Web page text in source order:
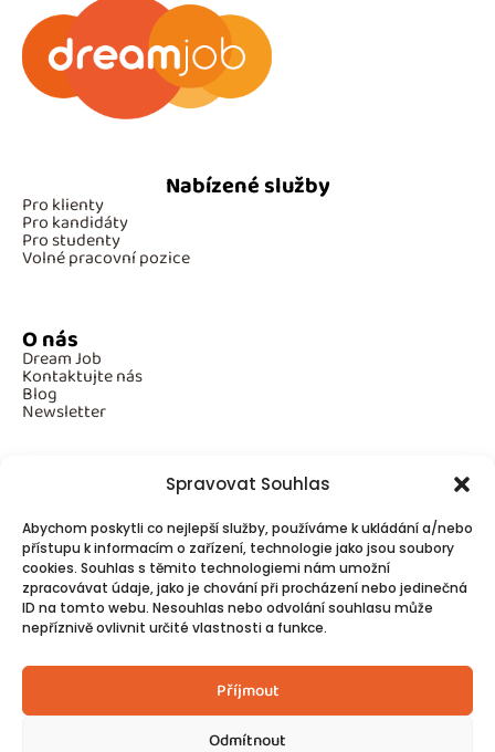
Spravovat Souhlas
Abychom poskytli co nejlepší služby, používáme k ukládání a/nebo
přístupu k informacím o zařízení, technologie jako jsou soubory
cookies. Souhlas s těmito technologiemi nám umožní
zpracovávat údaje, jako je chování při procházení nebo jedinečná
ID na tomto webu. Nesouhlas nebo odvolání souhlasu může
nepříznivě ovlivnit určité vlastnosti a funkce.
Příjmout
Odmítnout
Nabízené služby
Pro klienty
Pro kandidáty
Pro studenty
Volné pracovní pozice
O nás
Dream Job
Kontaktujte nás
Blog
Newsletter
Povinné informace
GDPR
Cookies
Spojte se s námi!